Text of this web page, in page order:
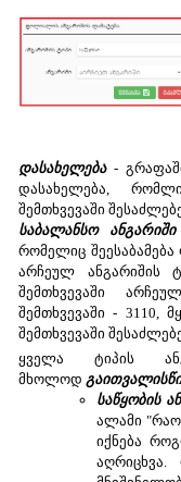
დასახელება-
დასახელება,
შემთხვევაში
საბალანსო ანგარიში
რომელიც
არჩეულ ანგარიშის
შემთხვევაში
შემთხვევაში - 3110,
შემთხვევაში
ყველა ტიპის
მხოლოდ
საწყობის
ალამი
იქნება